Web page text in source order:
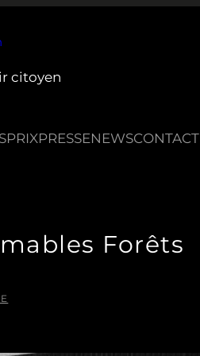
citoyen
PRIXPRESSENEWSCONTACT
Forêts